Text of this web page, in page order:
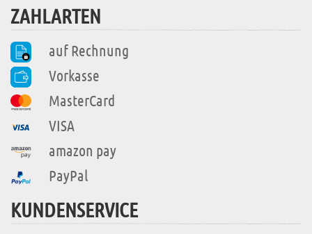
ZAHLARTEN
auf Rechnung
Vorkasse
MasterCard
VISA
amazon pay
PayPal
KUNDENSERVICE